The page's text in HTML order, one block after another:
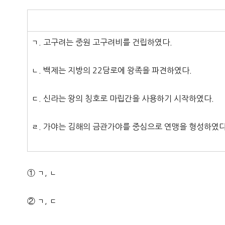
ㄱ. 고구려는 중원 고구려비를 건립하였다.
ㄴ. 백제는 지방의 22담로에 왕족을 파견하였다.
ㄷ. 신라는 왕의 칭호로 마립간을 사용하기 시작하였다.
ㄹ. 가야는 김해의 금관가야를 중심으로 연맹을 형성하였
① ㄱ, ㄴ
② ㄱ, ㄷ